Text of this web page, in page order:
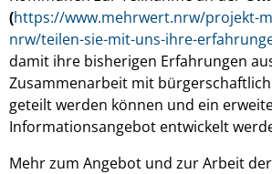
(https://www.mehrwert.nrw/projekt-
nrw/teilen-sie-mit-uns-ihre-
damit ihre bisherigen Erfahrungen
Zusammenarbeit mit
geteilt werden können und ein
Informationsangebot entwickelt
Mehr zum Angebot und zur Arbeit der